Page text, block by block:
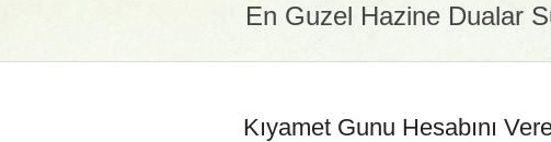
En Guzel Hazine Dualar
Kıyamet Gunu Hesabını